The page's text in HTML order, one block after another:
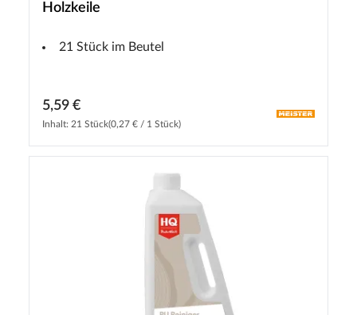
Holzkeile
21 Stück im Beutel
5,59 €
Inhalt: 21 Stück(0,27 € / 1 Stück)